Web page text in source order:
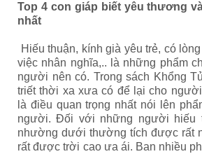
Top 4 con giáp biết yêu thương
nhất
Hiếu thuận, kính già yêu trẻ, có
việc nhân nghĩa,.. là những phẩm
người nên có. Trong sách Khổng
triết thời xa xưa có để lại cho
là điều quan trọng nhất nói lên
người. Đối với những người hiếu
nhường dưới thường tích được rất
rất được trời cao ưa ái. Ban nhiều